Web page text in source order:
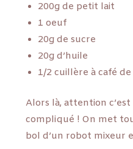
200g de petit lait
1 oeuf
20g de sucre
20g d’huile
1/2 cuillère à café
Alors là, attention
compliqué ! On met
bol d’un robot mixeur